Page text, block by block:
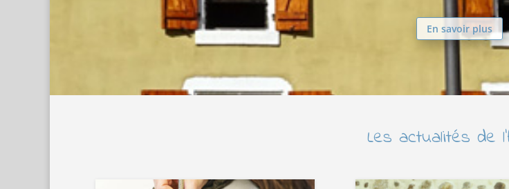
En savoir plus
Les actualités de